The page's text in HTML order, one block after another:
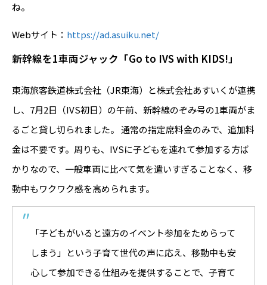
ね。
Webサイト： https://ad.asuiku.net/
新幹線を1車両ジャック 「Go to IVS with KIDS!」
東海旅客鉄道株式会社（JR東海）と株式会社あすいくが連携
し、7月2日（IVS初日）の午前、新幹線のぞみ号の1車両がま
るごと貸し切られました。 通常の指定席料金のみで、追加料
金は不要です。周りも、IVSに子どもを連れて参加する方ば
かりなので、一般車両に比べて気を遣いすぎることなく、移
動中もワクワク感を高められます。
「子どもがいると遠方のイベント参加をためらって
しまう」という子育て世代の声に応え、移動中も安
心して参加できる仕組みを提供することで、子育て